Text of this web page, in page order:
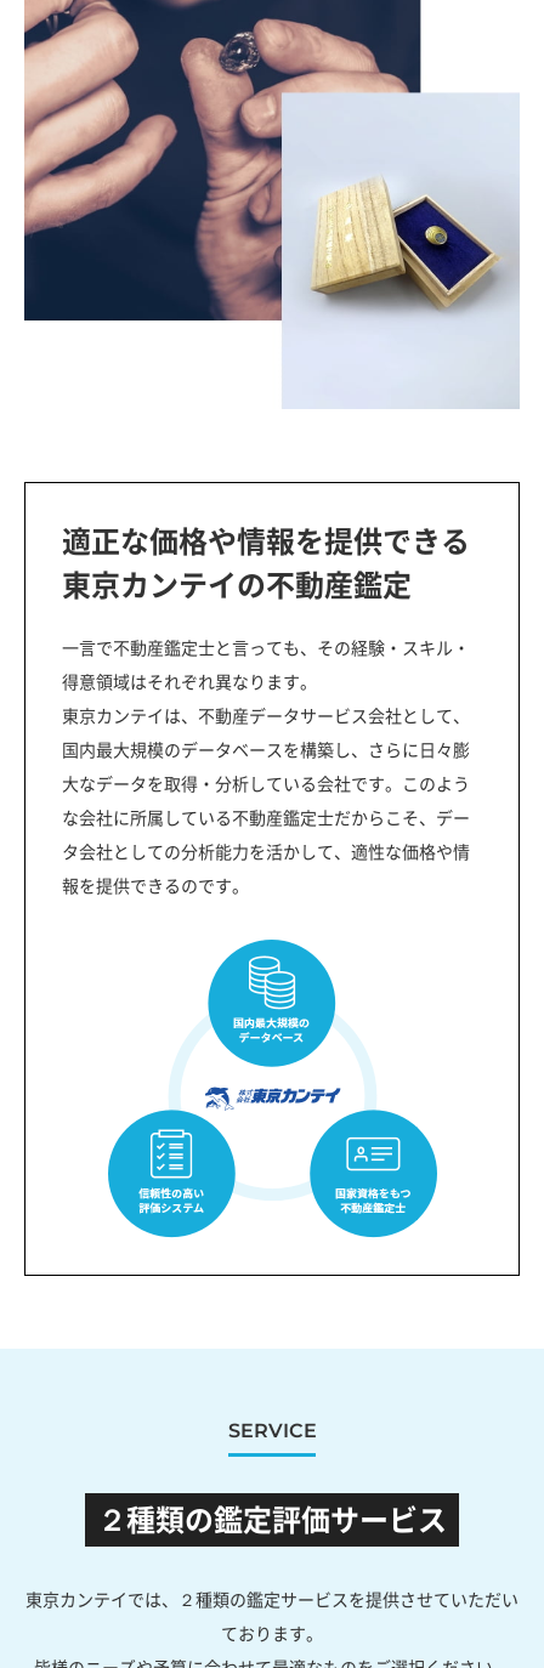
適正な価格や情報を提供できる
東京カンテイの不動産鑑定
一言で不動産鑑定士と言っても、その経験・スキル・
得意領域はそれぞれ異なります。
東京カンテイは、不動産データサービス会社として、
国内最大規模のデータベースを構築し、さらに日々膨
大なデータを取得・分析している会社です。このよう
な会社に所属している不動産鑑定士だからこそ、デー
タ会社としての分析能力を活かして、適性な価格や情
報を提供できるのです。
SERVICE
２種類の鑑定評価サービス
東京カンテイでは、２種類の鑑定サービスを提供させていただい
ております。